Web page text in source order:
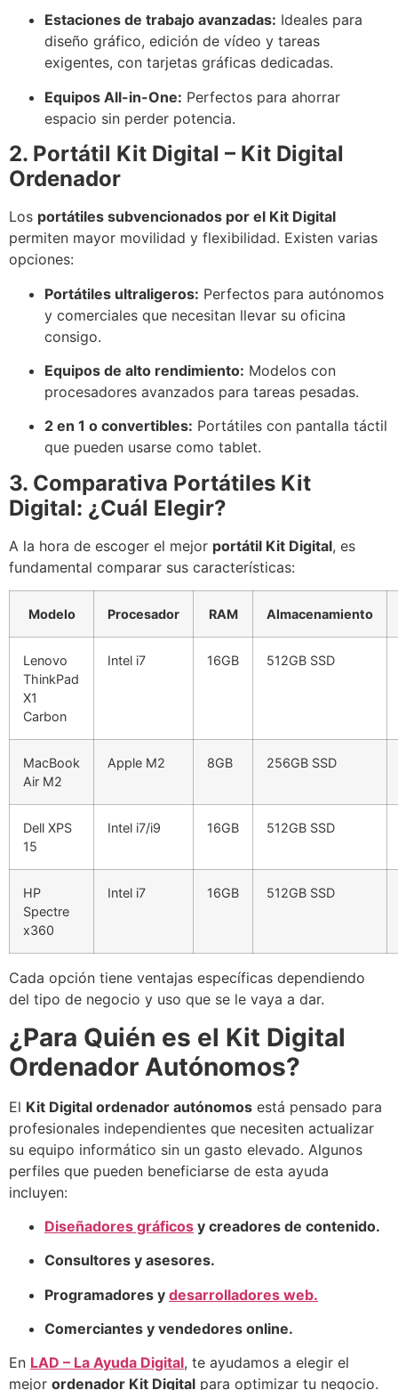
Estaciones de trabajo avanzadas: Ideales para
diseño gráfico, edición de vídeo y tareas
exigentes, con tarjetas gráficas dedicadas.
Equipos All-in-One: Perfectos para ahorrar
espacio sin perder potencia.
2. Portátil Kit Digital – Kit Digital
Ordenador
Los portátiles subvencionados por el Kit Digital
permiten mayor movilidad y flexibilidad. Existen varias
opciones:
Portátiles ultraligeros: Perfectos para autónomos
y comerciales que necesitan llevar su oficina
consigo.
Equipos de alto rendimiento: Modelos con
procesadores avanzados para tareas pesadas.
2 en 1 o convertibles: Portátiles con pantalla táctil
que pueden usarse como tablet.
3. Comparativa Portátiles Kit
Digital: ¿Cuál Elegir?
A la hora de escoger el mejor portátil Kit Digital, es
fundamental comparar sus características:
Modelo Procesador RAM Almacenamiento
Lenovo
ThinkPad
X1
Carbon
Intel i7 16GB 512GB SSD
MacBook
Air M2
Apple M2 8GB 256GB SSD
Dell XPS
15
Intel i7/i9 16GB 512GB SSD
HP
Spectre
x360
Intel i7 16GB 512GB SSD
Cada opción tiene ventajas específicas dependiendo
del tipo de negocio y uso que se le vaya a dar.
¿Para Quién es el Kit Digital
Ordenador Autónomos?
El Kit Digital ordenador autónomos está pensado para
profesionales independientes que necesiten actualizar
su equipo informático sin un gasto elevado. Algunos
perfiles que pueden beneficiarse de esta ayuda
incluyen:
Diseñadores gráficos y creadores de contenido.
Consultores y asesores.
Programadores y desarrolladores web.
Comerciantes y vendedores online.
En LAD – La Ayuda Digital, te ayudamos a elegir el
mejor ordenador Kit Digital para optimizar tu negocio.